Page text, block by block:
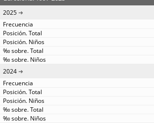
2025
2024